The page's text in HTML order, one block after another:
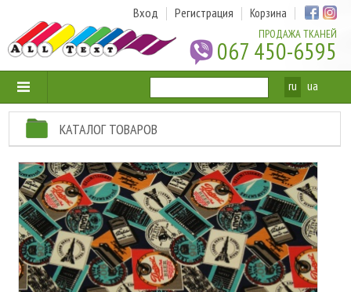
ПРОДАЖА ТКАНЕЙ
067 450-6595
Вход Регистрация Корзина
ru ua
КАТАЛОГ ТОВАРОВ